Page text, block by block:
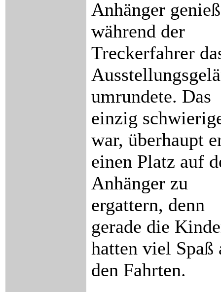
Anhänger
während der
Treckerfahrer
umrundete. Das
einzig
war, überhaupt
einen Platz auf
Anhänger zu
ergattern, denn
gerade die
hatten viel Spaß
den Fahrten.